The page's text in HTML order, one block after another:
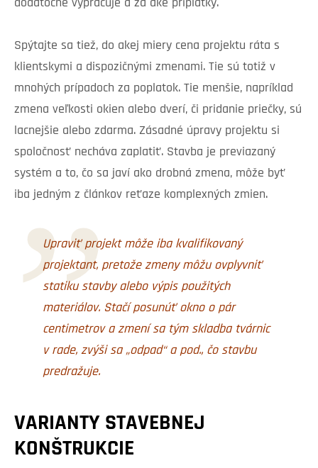
dodatočne vypracuje a za aké príplatky.
Spýtajte sa tiež, do akej miery cena projektu ráta s
klientskymi a dispozičnými zmenami. Tie sú totiž v
mnohých prípadoch za poplatok. Tie menšie, napríklad
zmena veľkosti okien alebo dverí, či pridanie priečky, sú
lacnejšie alebo zdarma. Zásadné úpravy projektu si
spoločnosť necháva zaplatiť. Stavba je previazaný
systém a to, čo sa javí ako drobná zmena, môže byť
iba jedným z článkov reťaze komplexných zmien.
Upraviť projekt môže iba kvalifikovaný
projektant, pretože zmeny môžu ovplyvniť
statiku stavby alebo výpis použitých
materiálov. Stačí posunúť okno o pár
centimetrov a zmení sa tým skladba tvárnic
v rade, zvýši sa „odpad“ a pod., čo stavbu
predražuje.
VARIANTY STAVEBNEJ
KONŠTRUKCIE